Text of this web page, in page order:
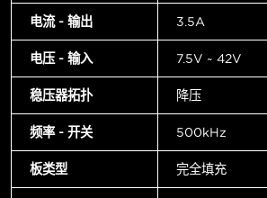
电流 - 输出 3.5A
电压 - 输入 7.5V ~ 42V
稳压器拓扑 降压
频率 - 开关 500kHz
板类型 完全填充